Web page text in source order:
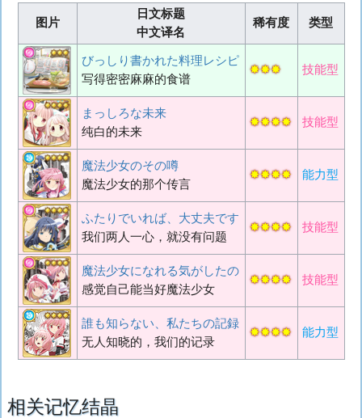
图片
日文标题
中文译名
稀有度 类型
びっしり書かれた料理レシピ
写得密密麻麻的食谱
✸✸✸ 技能型
まっしろな未来
纯白的未来
✸✸✸✸ 技能型
魔法少女のその噂
魔法少女的那个传言
✸✸✸✸ 能力型
ふたりでいれば、大丈夫です
我们两人一心，就没有问题
✸✸✸✸ 技能型
魔法少女になれる気がしたの
感觉自己能当好魔法少女
✸✸✸✸ 技能型
誰も知らない、私たちの記録
无人知晓的，我们的记录
✸✸✸✸ 能力型
相关记忆结晶